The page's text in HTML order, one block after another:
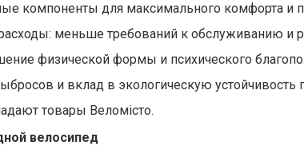
компоненты для максимального комфорта и
меньше требований к обслуживанию и
физической формы и психического
и вклад в экологическую устойчивость
товары Веломісто.
велосипед